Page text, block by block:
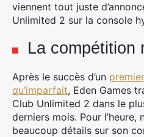
viennent tout juste
Unlimited 2 sur la console
La compétition
Après le succès d’un
qu’imparfait, Eden Games
Club Unlimited 2 dans le
derniers mois. Pour l’heure,
beaucoup détails sur son